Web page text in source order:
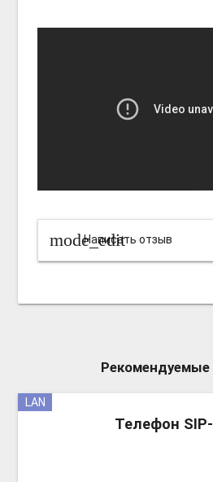
mode_edit
Написать отзыв
LAN
Телефон